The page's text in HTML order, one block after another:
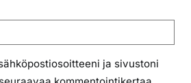
ja sivustoni